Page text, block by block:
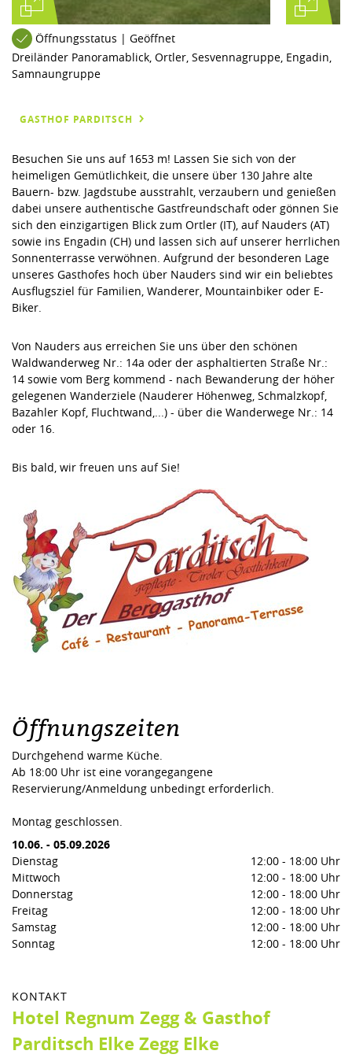
Öffnungsstatus | Geöffnet
Dreiländer Panoramablick, Ortler, Sesvennagruppe, Engadin,
Samnaungruppe
GASTHOF PARDITSCH
Besuchen Sie uns auf 1653 m! Lassen Sie sich von der
heimeligen Gemütlichkeit, die unsere über 130 Jahre alte
Bauern- bzw. Jagdstube ausstrahlt, verzaubern und genießen
dabei unsere authentische Gastfreundschaft oder gönnen Sie
sich den einzigartigen Blick zum Ortler (IT), auf Nauders (AT)
sowie ins Engadin (CH) und lassen sich auf unserer herrlichen
Sonnenterrasse verwöhnen. Aufgrund der besonderen Lage
unseres Gasthofes hoch über Nauders sind wir ein beliebtes
Ausflugsziel für Familien, Wanderer, Mountainbiker oder E-
Biker.
Von Nauders aus erreichen Sie uns über den schönen
Waldwanderweg Nr.: 14a oder der asphaltierten Straße Nr.:
14 sowie vom Berg kommend - nach Bewanderung der höher
gelegenen Wanderziele (Nauderer Höhenweg, Schmalzkopf,
Bazahler Kopf, Fluchtwand,...) - über die Wanderwege Nr.: 14
oder 16.
Bis bald, wir freuen uns auf Sie!
Öffnungszeiten
Durchgehend warme Küche.
Ab 18:00 Uhr ist eine vorangegangene
Reservierung/Anmeldung unbedingt erforderlich.
Montag geschlossen.
10.06. - 05.09.2026
Dienstag
12:00 - 18:00 Uhr
Mittwoch
12:00 - 18:00 Uhr
Donnerstag
12:00 - 18:00 Uhr
Freitag
12:00 - 18:00 Uhr
Samstag
12:00 - 18:00 Uhr
Sonntag
12:00 - 18:00 Uhr
KONTAKT
Hotel Regnum Zegg & Gasthof
Parditsch Elke Zegg Elke